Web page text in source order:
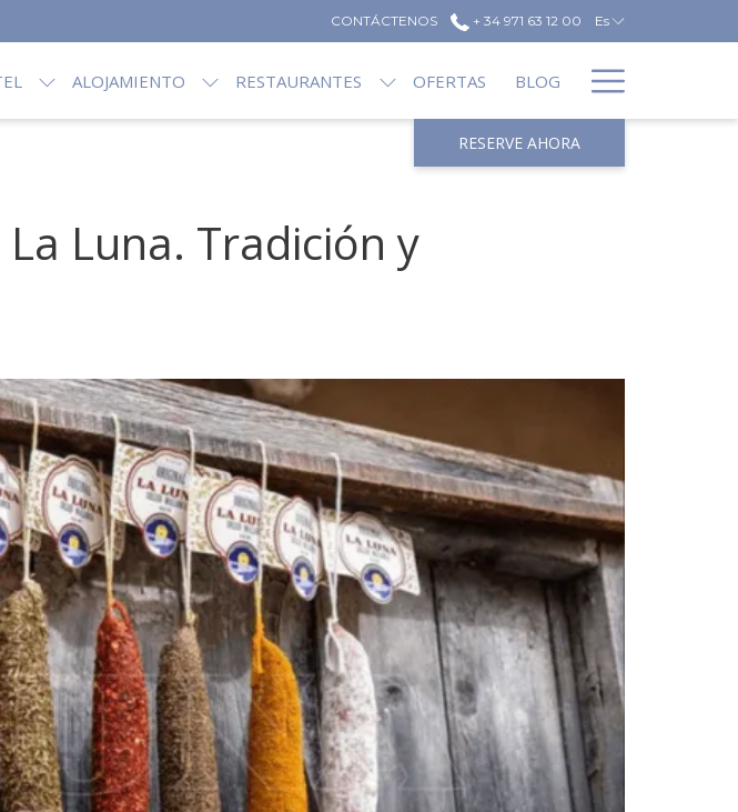
CONTÁCTENOS + 34 971 63 12 00 Es
ALOJAMIENTO RESTAURANTES OFERTAS BLOG Menu
RESERVE AHORA
Luna. Tradición y